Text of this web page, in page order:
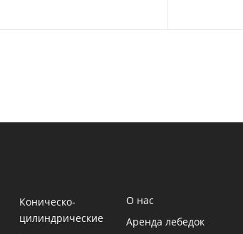
Коническо-
цилиндрические
О нас
Аренда лебедок